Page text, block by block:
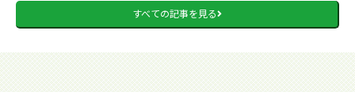
すべての記事を見る